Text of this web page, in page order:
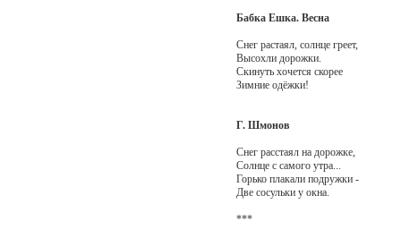
Бабка Ешка. Весна
Снег растаял, солнце греет,
Высохли дорожки.
Скинуть хочется скорее
Зимние одёжки!
Г. Шмонов
Снег расстаял на дорожке,
Солнце с самого утра...
Горько плакали подружки -
Две сосульки у окна.
***